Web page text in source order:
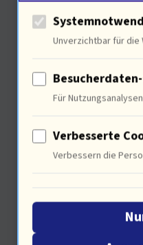
Die
Unverzichtbar für die
Für Nutzungsanalysen
Verbesserte
Verbessern die